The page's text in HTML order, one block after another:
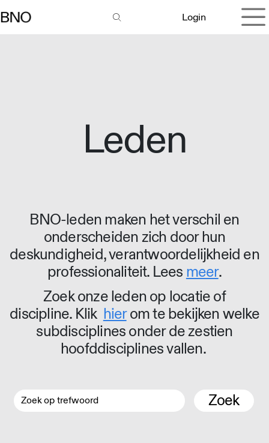
Login
Leden
BNO-leden maken het verschil en
onderscheiden zich door hun
deskundigheid, verantwoordelijkheid en
professionaliteit. Lees meer.
Zoek onze leden op locatie of
discipline. Klik hierom te bekijken welke
subdisciplines onder de zestien
hoofddisciplines vallen.
Zoek